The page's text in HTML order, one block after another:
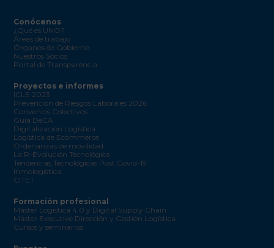
Conócenos
¿Qué es UNO?
Áreas de trabajo
Órganos de Gobierno
Nuestros Socios
Portal de Transparencia
Proyectos e informes
ICLE 2023
Prevención de Riesgos Laborales 2026
Convenios Colectivos
Guía DeCA
Digitalización Logística
Logística de Ecommerce
Ordenanzas de movilidad
La R-Evolución Tecnológica
Tendencias Tecnológicas Post Covid-19
Inmologística
CITET
Formación profesional
Máster Logística 4.0 y Digital Supply Chain
Máster Executive Dirección y Gestión Logística
Cursos y seminarios